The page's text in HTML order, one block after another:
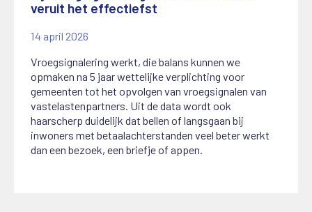
veruit het effectiefst
14 april 2026
Vroegsignalering werkt, die balans kunnen we
opmaken na 5 jaar wettelijke verplichting voor
gemeenten tot het opvolgen van vroegsignalen van
vastelastenpartners. Uit de data wordt ook
haarscherp duidelijk dat bellen of langsgaan bij
inwoners met betaalachterstanden veel beter werkt
dan een bezoek, een briefje of appen.